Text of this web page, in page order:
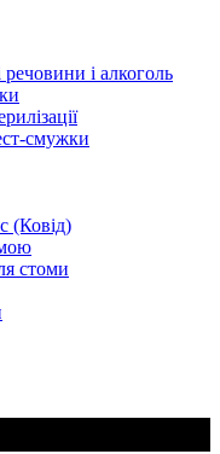
і алкоголь
смужки
(Ковід)
стоми